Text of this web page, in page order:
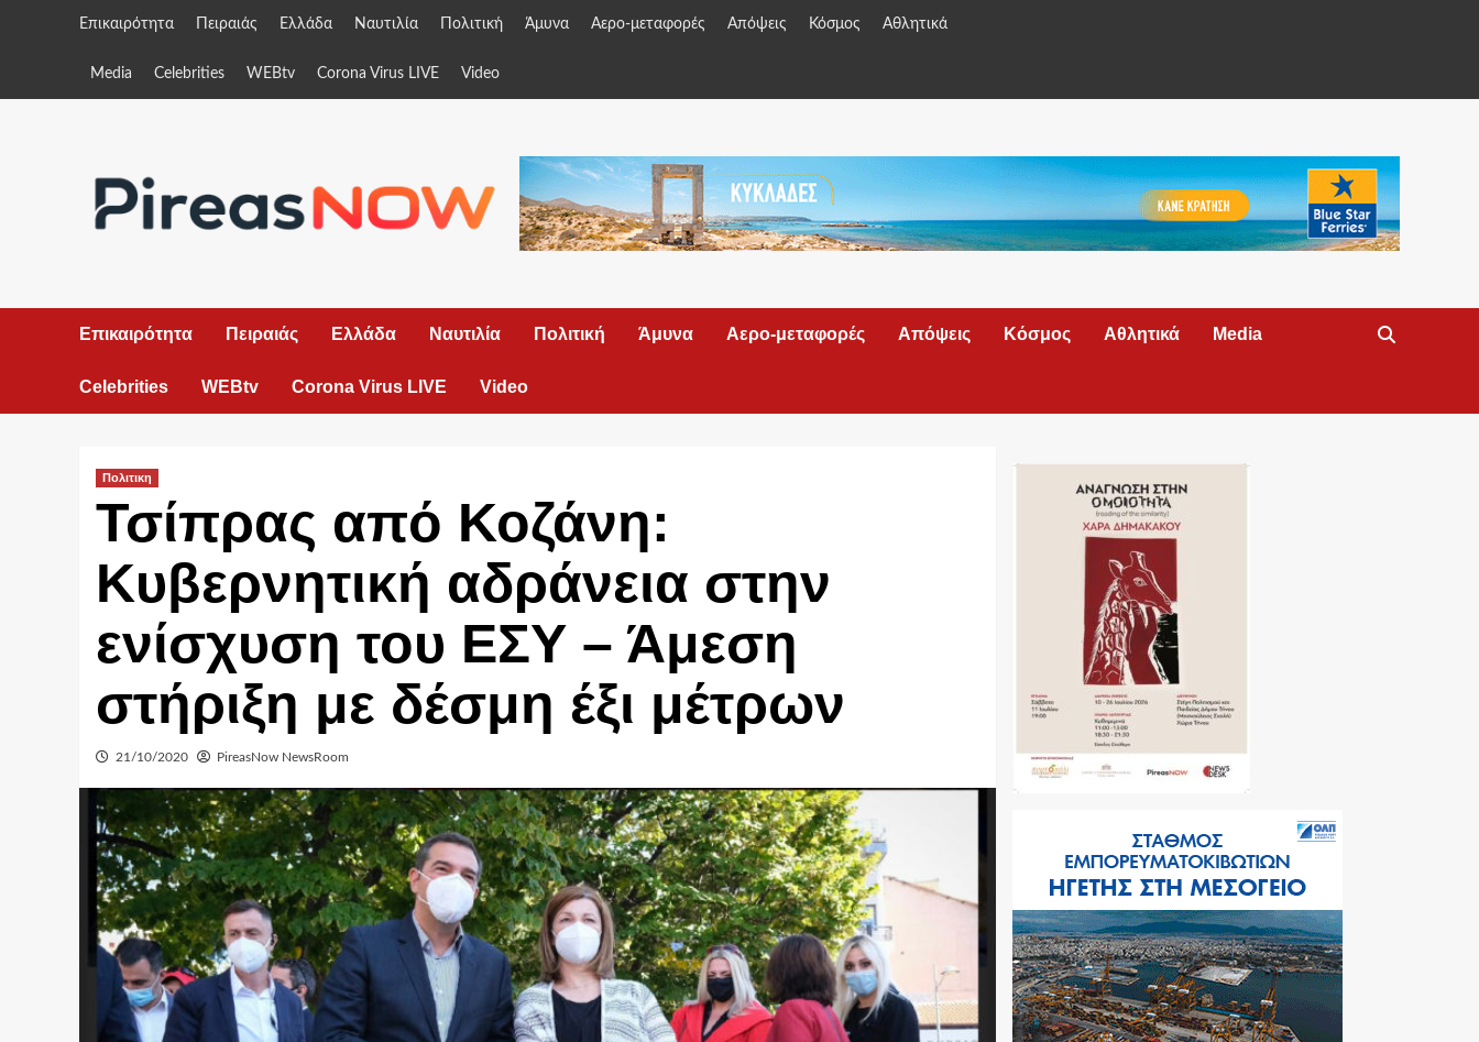
Επικαιρότητα Πειραιάς Ελλάδα Ναυτιλία Πολιτική Άμυνα Αερο-μεταφορές Απόψεις Κόσμος Αθλητικά
Media Celebrities WEBtv Corona Virus LIVE Video
Επικαιρότητα Πειραιάς Ελλάδα Ναυτιλία Πολιτική Άμυνα Αερο-μεταφορές Απόψεις Κόσμος Αθλητικά Media
Celebrities WEBtv Corona Virus LIVE Video
Πολιτικη
Τσίπρας από Κοζάνη:
Κυβερνητική αδράνεια στην
ενίσχυση του ΕΣΥ – Άμεση
στήριξη με δέσμη έξι μέτρων
21/10/2020 PireasNow NewsRoom